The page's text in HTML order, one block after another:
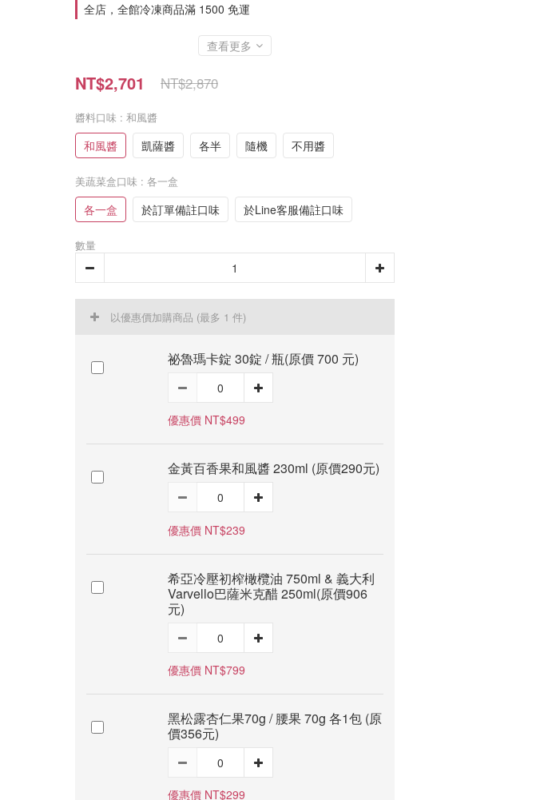
全店，全館冷凍商品滿 1500 免運
查看更多
NT$2,701 NT$2,870
醬料口味 : 和風醬
和風醬 凱薩醬 各半 隨機 不用醬
美蔬菜盒口味 : 各一盒
各一盒 於訂單備註口味 於Line客服備註口味
數量
以優惠價加購商品 (最多 1 件)
祕魯瑪卡錠 30錠 / 瓶(原價 700 元)
優惠價 NT$499
金黃百香果和風醬 230ml (原價290元)
優惠價 NT$239
希亞冷壓初榨橄欖油 750ml & 義大利
Varvello巴薩米克醋 250ml(原價906
元)
優惠價 NT$799
黑松露杏仁果70g / 腰果 70g 各1包 (原
價356元)
優惠價 NT$299